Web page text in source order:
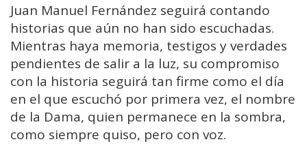
Juan Manuel Fernández seguirá contando
historias que aún no han sido escuchadas.
Mientras haya memoria, testigos y verdades
pendientes de salir a la luz, su compromiso
con la historia seguirá tan firme como el día
en el que escuchó por primera vez, el nombre
de la Dama, quien permanece en la sombra,
como siempre quiso, pero con voz.